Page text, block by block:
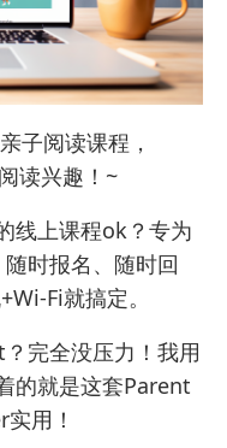
子阅读课程，
读兴趣！~
线上课程ok？专为
时报名、随时回
Fi就搞定。
完全没压力！我用
的就是这套Parent
用！